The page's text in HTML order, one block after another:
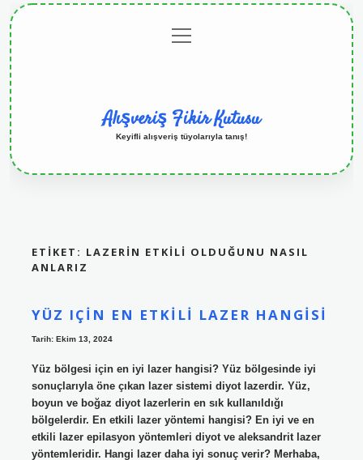
menüyü
aç
Alışveriş Fikir Kutusu
Keyifli alışveriş tüyolarıyla tanış!
ETIKET: LAZERIN ETKILI OLDUĞUNU NASIL
ANLARIZ
YÜZ IÇIN EN ETKILI LAZER HANGISI
Tarih: Ekim 13, 2024
Yüz bölgesi için en iyi lazer hangisi? Yüz bölgesinde iyi
sonuçlarıyla öne çıkan lazer sistemi diyot lazerdir. Yüz,
boyun ve boğaz diyot lazerlerin en sık kullanıldığı
bölgelerdir. En etkili lazer yöntemi hangisi? En iyi ve en
etkili lazer epilasyon yöntemleri diyot ve aleksandrit lazer
yöntemleridir. Hangi lazer daha iyi sonuç verir? Merhaba,